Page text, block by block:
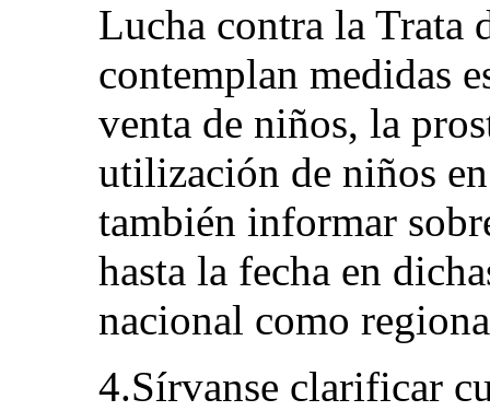
Lucha contra la Trata
contemplan medidas
venta de niños, la
utilización de niños
también informar
hasta la fecha en
nacional como
4.Sírvanse clarificar